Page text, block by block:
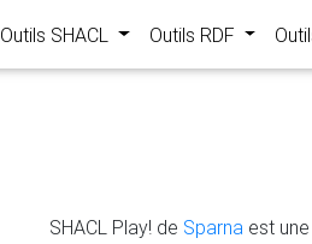
Outils SHACL Outils RDF
SHACL Play! de Sparna est